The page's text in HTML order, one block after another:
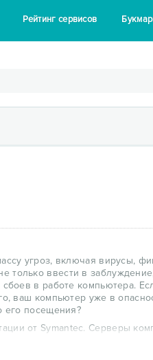
Рейтинг сервисов
угроз, включая вирусы,
только ввести в
сбоев в работе компьютера.
ваш компьютер уже в
его посещения?
от Symantec. Серверы